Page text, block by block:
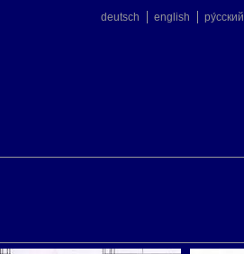
deutsch english ру́сский